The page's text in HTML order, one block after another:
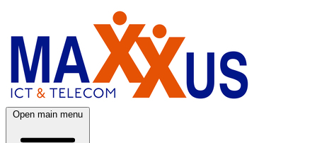
Open main menu